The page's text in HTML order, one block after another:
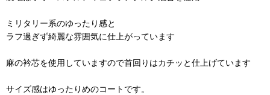
ミリタリー系のゆったり感と
ラフ過ぎず綺麗な雰囲気に仕上がっています
麻の衿芯を使用していますので首回りはカチッと仕上げています
サイズ感はゆったりめのコートです。